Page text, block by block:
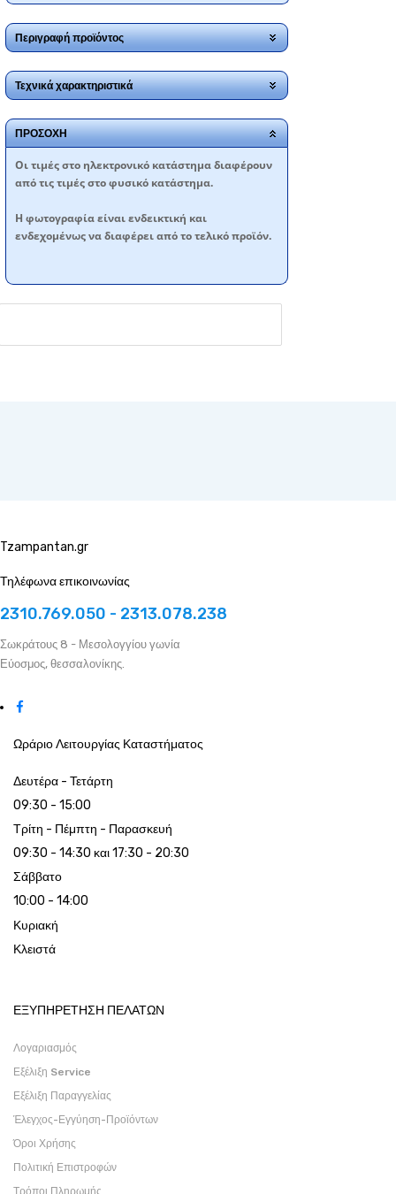
Περιγραφή προϊόντος
Τεχνικά χαρακτηριστικά
ΠΡΟΣΟΧΗ
Oι τιμές στο ηλεκτρονικό κατάστημα διαφέρουν
από τις τιμές στο φυσικό κατάστημα.
Η φωτογραφία είναι ενδεικτική και
ενδεχομένως να διαφέρει από το τελικό προϊόν.
Tzampantan.gr
Τηλέφωνα επικοινωνίας
2310.769.050 - 2313.078.238
Σωκράτους 8 - Μεσολογγίου γωνία
Εύοσμος, θεσσαλονίκης.
Ωράριο Λειτουργίας Καταστήματος
Δευτέρα - Τετάρτη
09:30 - 15:00
Τρίτη - Πέμπτη - Παρασκευή
09:30 - 14:30 και 17:30 - 20:30
Σάββατο
10:00 - 14:00
Κυριακή
Κλειστά
ΕΞΥΠΗΡΕΤΗΣΗ ΠΕΛΑΤΩΝ
Λογαριασμός
Εξέλιξη Service
Εξέλιξη Παραγγελίας
Έλεγχος-Εγγύηση-Προϊόντων
Όροι Χρήσης
Πολιτική Επιστροφών
Τρόποι Πληρωμής